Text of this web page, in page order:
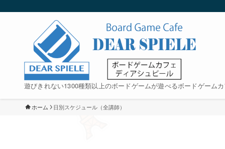
遊びきれない1300種類以上のボードゲームが遊べるボードゲーム
ホーム 日別スケジュール（全講師）